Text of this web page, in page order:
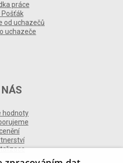
práce
Pošťák
od uchazečů
uchazeče
NÁS
hodnoty